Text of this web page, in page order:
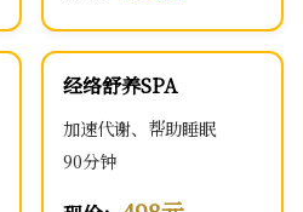
经络舒养SPA
加速代谢、帮助睡眠
90分钟